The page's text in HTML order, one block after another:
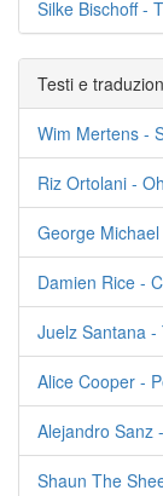
Silke Bischoff -
Testi e
Wim Mertens -
Riz Ortolani -
George
Damien Rice -
Juelz Santana
Alice Cooper -
Alejandro Sanz
Shaun The